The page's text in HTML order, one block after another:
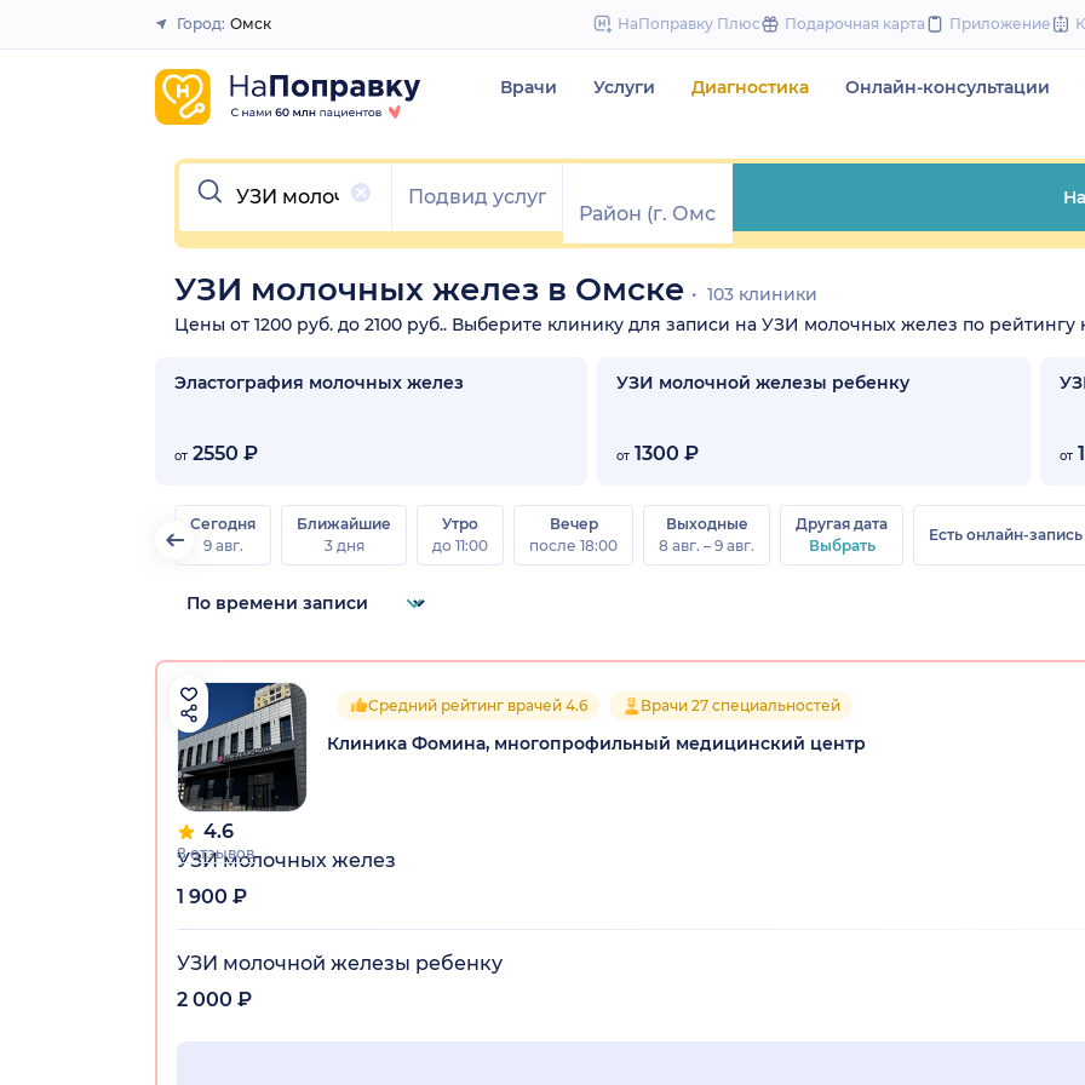
to
Закрыть
Город: Омск НаПоправку Плюс Подарочная карта Приложение
Врачи Услуги Диагностика Онлайн-консультации
Очистить
УЗИ молочных желез в Омске
103 клиники
Цены от 1200 руб. до 2100 руб.. Выберите клинику для записи на УЗИ молочных желез по рейтингу
Эластография молочных желез
от 2550 ₽
УЗИ молочной железы ребенку
от 1300 ₽ от
Сегодня
9 авг.
Ближайшие
3 дня
Утро
до 11:00
Вечер
после 18:00
Выходные
8 авг. – 9 авг.
Другая дата
Выбрать
Есть онлайн-запись
4.6
8 отзывов
Средний рейтинг врачей 4.6 Врачи 27 специальностей
Клиника Фомина, многопрофильный медицинский центр
УЗИ молочных желез
1 900 ₽
УЗИ молочной железы ребенку
2 000 ₽